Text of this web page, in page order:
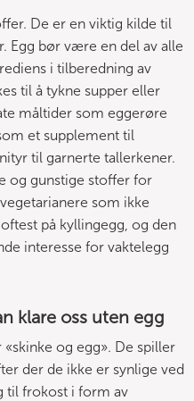
De er en viktig kilde til
Egg bør være en del av alle
i tilberedning av
til å tykne supper eller
måltider som eggerøre
et supplement til
til garnerte tallerkener.
og gunstige stoffer for
som ikke
på kyllingegg, og den
interesse for vaktelegg
klare oss uten egg
og egg». De spiller
der de ikke er synlige ved
til frokost i form av